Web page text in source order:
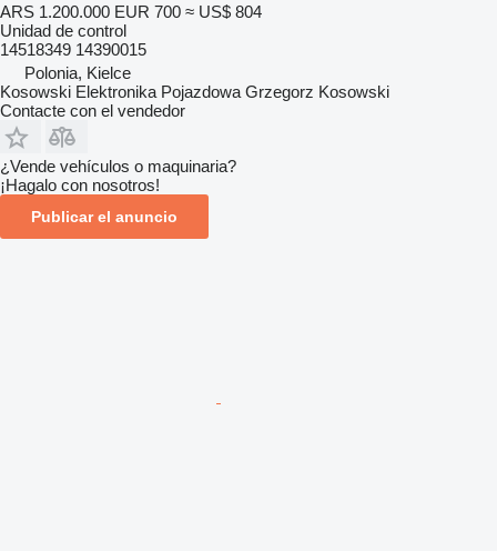
ARS 1.200.000 EUR 700 ≈ US$ 804
Unidad de control
14518349 14390015
Polonia, Kielce
Kosowski Elektronika Pojazdowa Grzegorz Kosowski
Contacte con el vendedor
¿Vende vehículos o maquinaria?
¡Hagalo con nosotros!
Publicar el anuncio